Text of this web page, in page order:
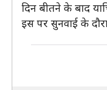
दिन बीतने के बाद
इस पर सुनवाई के